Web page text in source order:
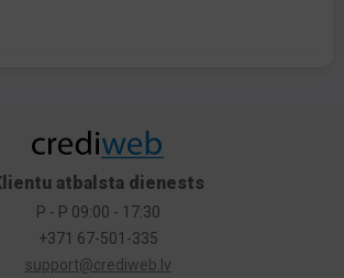
atbalsta dienests
P - P 09:00 - 17:30
+371 67-501-335
support@crediweb.lv